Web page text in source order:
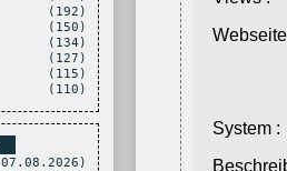
(192)
(150)
(134)
(127)
(115)
(110)
System :